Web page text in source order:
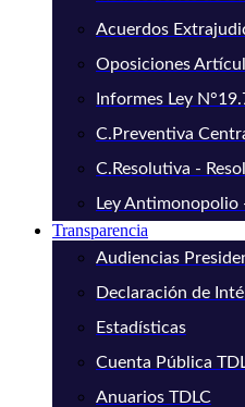
Acuerdos
Oposiciones
Informes Ley
C.Preventiva
C.Resolutiva -
Ley Antimonopolio
Transparencia
Audiencias
Declaración de
Estadísticas
Cuenta Pública
Anuarios TDLC